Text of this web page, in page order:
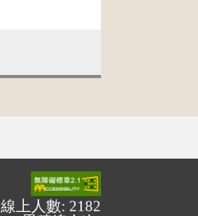
線上人數: 2182